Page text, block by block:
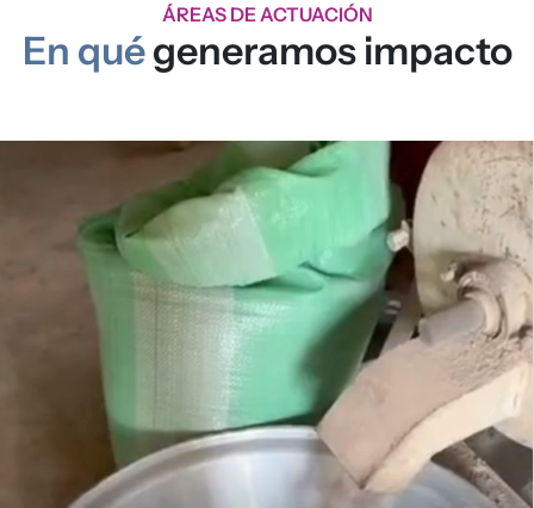
ÁREAS DE ACTUACIÓN
En quégeneramos impacto
Archivo de vídeo